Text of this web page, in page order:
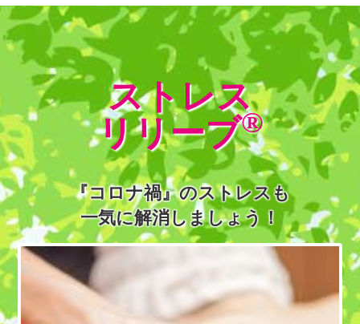
ストレス
リリーブ®
『コロナ禍』のストレスも
一気に解消しましょう！